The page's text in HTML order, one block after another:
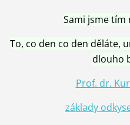
Sami jsme tím
To, co den co den děláte,
dlouho
Prof. dr.
základy